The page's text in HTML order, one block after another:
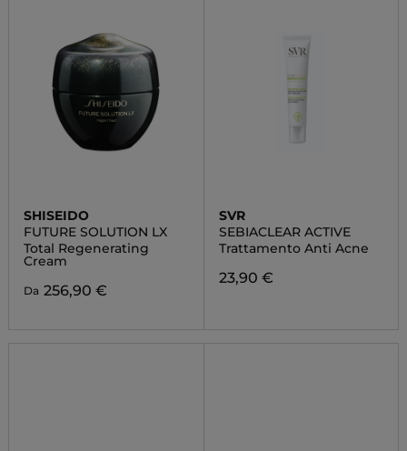
SHISEIDO
FUTURE SOLUTION LX
Total Regenerating
Cream
Da 256,90 €
SVR
SEBIACLEAR ACTIVE
Trattamento Anti Acne
23,90 €